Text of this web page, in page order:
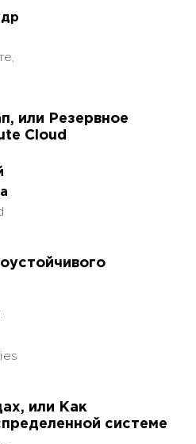
или Резервное
Cloud
или Как
системе